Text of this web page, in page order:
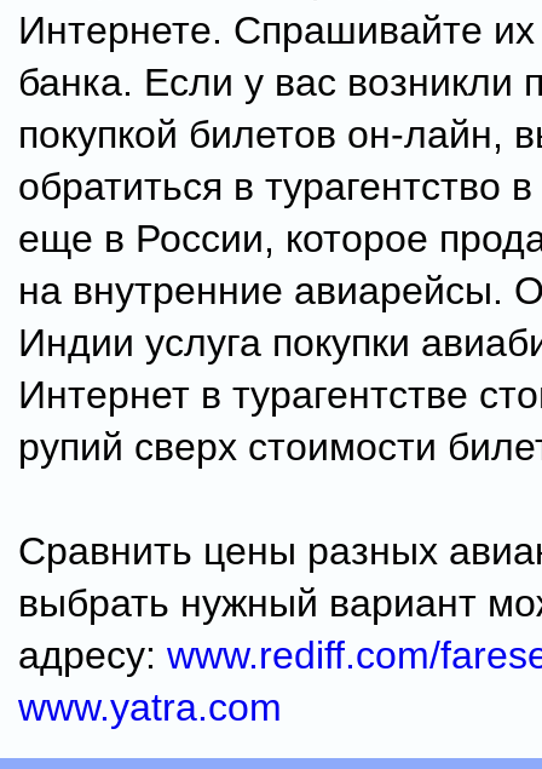
Интернете. Спрашивайте их
банка. Если у вас возникли
покупкой билетов он-лайн,
обратиться в турагентство
еще в России, которое
на внутренние авиарейсы.
Индии услуга покупки
Интернет в турагентстве
рупий сверх стоимости
Сравнить цены разных
выбрать нужный вариант
адресу: www.rediff.com/
www.yatra.com